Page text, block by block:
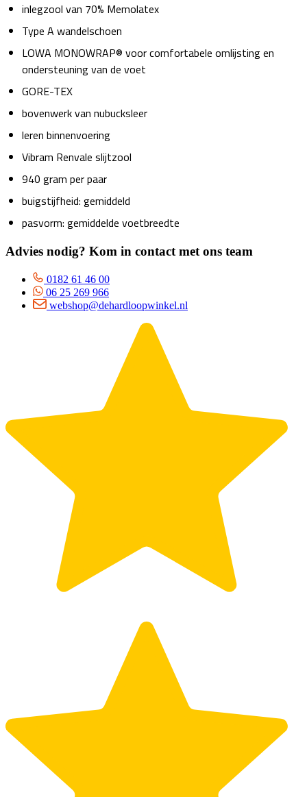
inlegzool van 70% Memolatex
Type A wandelschoen
LOWA MONOWRAP® voor comfortabele omlijsting en
ondersteuning van de voet
GORE-TEX
bovenwerk van nubucksleer
leren binnenvoering
Vibram Renvale slijtzool
940 gram per paar
buigstijfheid: gemiddeld
pasvorm: gemiddelde voetbreedte
Advies nodig? Kom in contact met ons team
0182 61 46 00
06 25 269 966
webshop@dehardloopwinkel.nl